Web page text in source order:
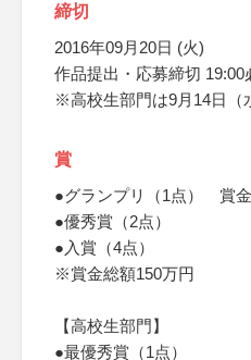
締切
2016年09月20日 (火)
作品提出・応募締切 19:00
※高校生部門は9月14日（
賞
●グランプリ（1点） 賞
●優秀賞（2点）
●入賞（4点）
※賞金総額150万円
【高校生部門】
●最優秀賞（1点）